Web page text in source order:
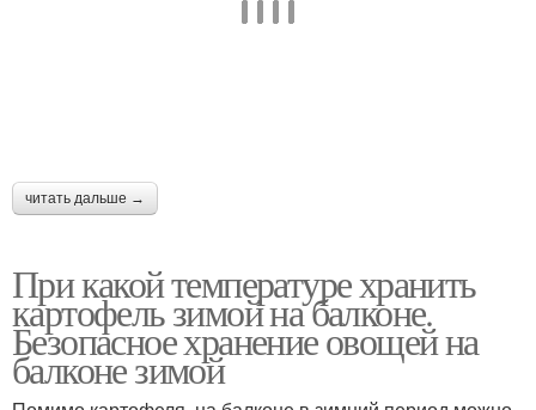
читать дальше →
При какой температуре хранить
картофель зимой на балконе.
Безопасное хранение овощей на
балконе зимой